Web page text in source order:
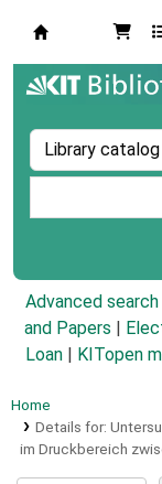
Advanced search
and Papers
Loan
KITopen
Home
Details for:
im Druckbereich